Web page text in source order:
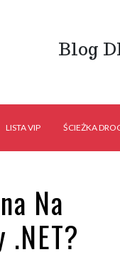
Blog
LISTA VIP ŚCIEŻKA
Na